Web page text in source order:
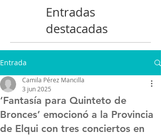
Entradas
destacadas
Entrada
‘Fantasía para Quinteto de
Bronces’ emocionó a la Provincia
de Elqui con tres conciertos en
Camila Pérez Mancilla
3 jun 2025